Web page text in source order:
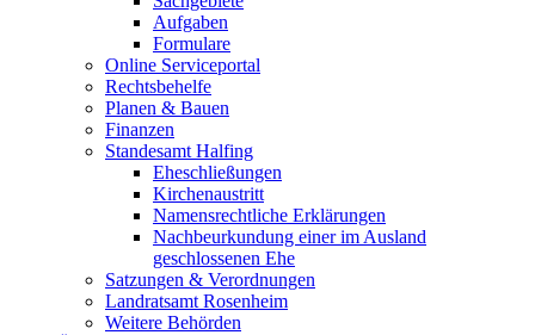
Aufgaben
Formulare
Online Serviceportal
Rechtsbehelfe
Planen & Bauen
Finanzen
Standesamt Halfing
Eheschließungen
Kirchenaustritt
Namensrechtliche Erklärungen
Nachbeurkundung einer im Ausland
geschlossenen Ehe
Satzungen & Verordnungen
Landratsamt Rosenheim
Weitere Behörden